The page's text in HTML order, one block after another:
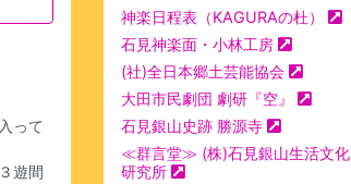
って
遊間
神楽日程表（KAGURAの杜）
石見神楽面・小林工房
(社)全日本郷土芸能協会
大田市民劇団 劇研『空』
石見銀山史跡 勝源寺
≪群言堂≫ (株)石見銀山生活文化
研究所